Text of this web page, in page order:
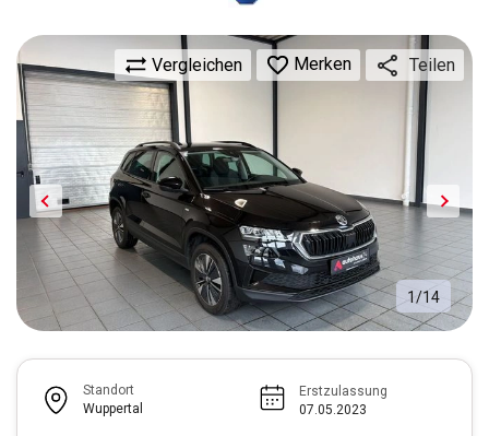
Vergleichen Merken Teilen
1 /14
Standort
Wuppertal
Erstzulassung
07.05.2023